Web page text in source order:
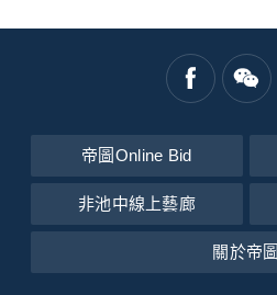
帝圖Online Bid
非池中線上藝廊
關於帝圖